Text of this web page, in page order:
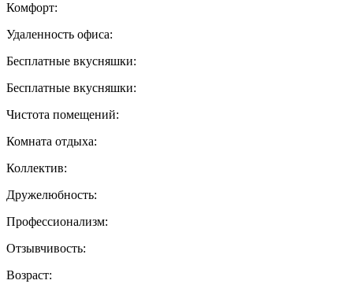
Комфорт:
Удаленность офиса:
Бесплатные вкусняшки:
Бесплатные вкусняшки:
Чистота помещений:
Комната отдыха:
Коллектив:
Дружелюбность:
Профессионализм:
Отзывчивость:
Возраст: